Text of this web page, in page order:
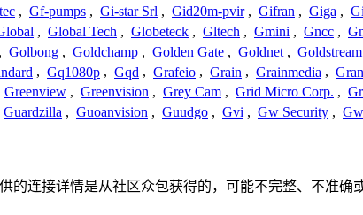
, Gf-pumps , Gi-star Srl , Gid20m-pvir , Gifran , Giga ,
, Global Tech , Globeteck , Gltech , Gmini , Gncc ,
, Golbong , Goldchamp , Golden Gate , Goldnet , Goldstream
, Gq1080p , Gqd , Grafeio , Grain , Grainmedia ,
Greenview , Greenvision , Grey Cam , Grid Micro Corp. ,
Guardzilla , Guoanvision , Guudgo , Gvi , Gw Security ,
的连接详情是从社区众包获得的，可能不完整、不准